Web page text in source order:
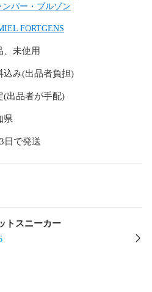
ンパー・ブルゾン
FORTGENS
、未使用
込み(出品者負担)
(出品者が手配)
県
日で発送
トスニーカー